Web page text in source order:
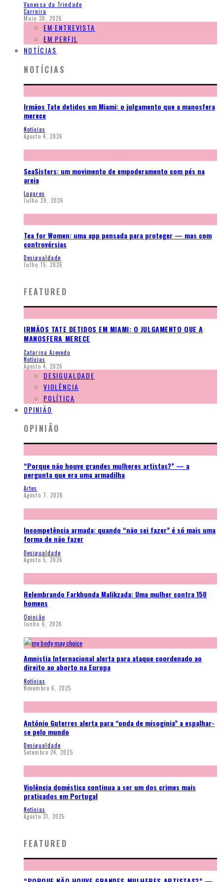
Vanessa da Trindade
Carreira
Maio 30, 2026
EM ENTREVISTA
EM PERFIL
NOTÍCIAS
NOTÍCIAS
Irmãos Tate detidos em Miami: o julgamento que a manosfera
merece
Notícias
Agosto 4, 2026
SeaSisters: um movimento de empoderamento com pés na
areia
Lugares
Julho 29, 2026
Tea for Women: uma app pensada para proteger — mas com
controvérsias
Desigualdade
Julho 15, 2026
FEATURED
IRMÃOS TATE DETIDOS EM MIAMI: O JULGAMENTO QUE A
MANOSFERA MERECE
Catarina Azevedo
Notícias
Agosto 4, 2026
DESIGUALDADE
VIOLÊNCIA
POLÍTICA
OPINIÃO
OPINIÃO
“Porque não houve grandes mulheres artistas?” — a
pergunta que era uma armadilha
Artes
Agosto 7, 2026
Incompetência armada: quando “não sei fazer” é só mais uma
forma de não fazer
Desigualdade
Agosto 5, 2026
Relembrando Farkhunda Malikzada: Uma mulher contra 150
homens
Opinião
Junho 6, 2026
Amnistia Internacional alerta para ataque coordenado ao
direito ao aborto na Europa
Notícias
Novembro 6, 2025
António Guterres alerta para “onda de misoginia” a espalhar-
se pelo mundo
Desigualdade
Setembro 24, 2025
Violência doméstica continua a ser um dos crimes mais
praticados em Portugal
Notícias
Agosto 31, 2025
FEATURED